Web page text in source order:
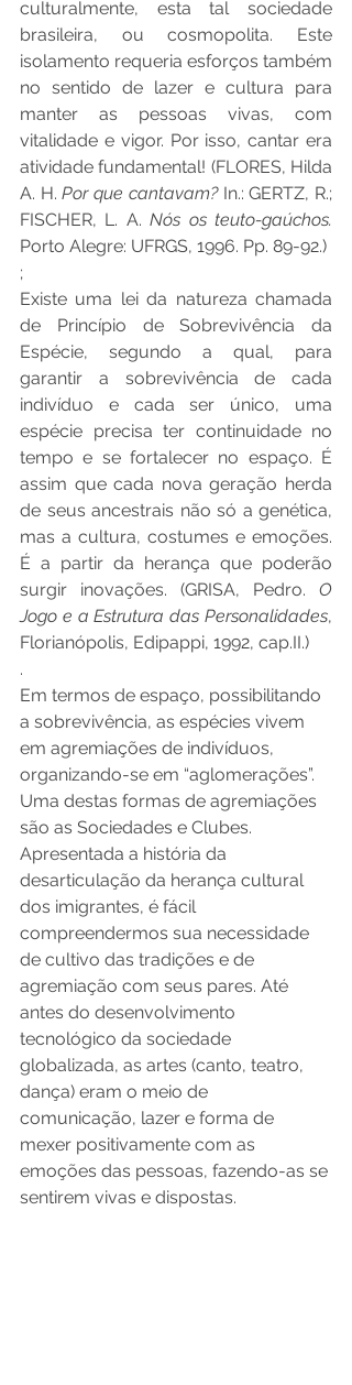
culturalmente, esta tal sociedade
brasileira, ou cosmopolita. Este
isolamento requeria esforços também
no sentido de lazer e cultura para
manter as pessoas vivas, com
vitalidade e vigor. Por isso, cantar era
atividade fundamental! (FLORES, Hilda
A. H. Por que cantavam? In.: GERTZ, R.;
FISCHER, L. A. Nós os teuto-gaúchos.
Porto Alegre: UFRGS, 1996. Pp. 89-92.)
;
Existe uma lei da natureza chamada
de Princípio de Sobrevivência da
Espécie, segundo a qual, para
garantir a sobrevivência de cada
indivíduo e cada ser único, uma
espécie precisa ter continuidade no
tempo e se fortalecer no espaço. É
assim que cada nova geração herda
de seus ancestrais não só a genética,
mas a cultura, costumes e emoções.
É a partir da herança que poderão
surgir inovações. (GRISA, Pedro. O
Jogo e a Estrutura das Personalidades,
Florianópolis, Edipappi, 1992, cap.II.)
.
Em termos de espaço, possibilitando
a sobrevivência, as espécies vivem
em agremiações de indivíduos,
organizando-se em “aglomerações”.
Uma destas formas de agremiações
são as Sociedades e Clubes.
Apresentada a história da
desarticulação da herança cultural
dos imigrantes, é fácil
compreendermos sua necessidade
de cultivo das tradições e de
agremiação com seus pares. Até
antes do desenvolvimento
tecnológico da sociedade
globalizada, as artes (canto, teatro,
dança) eram o meio de
comunicação, lazer e forma de
mexer positivamente com as
emoções das pessoas, fazendo-as se
sentirem vivas e dispostas.